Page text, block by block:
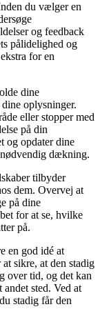
du vælger en
og feedback
pålidelighed og
for en
dine
oplysninger.
eller stopper med
på din
og opdater dine
dækning.
tilbyder
dem. Overvej at
på dine
for at se, hvilke
på.
en god idé at
sikre, at den stadig
over tid, og det kan
sted. Ved at
stadig får den